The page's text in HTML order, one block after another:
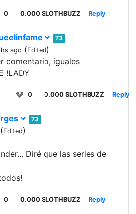
0 0.000 SLOTHBUZZ Reply
73
ago (Edited)
comentario, iguales
!LADY
0 0.000 SLOTHBUZZ Reply
73
(Edited)
Diré que las series de
0 0.000 SLOTHBUZZ Reply